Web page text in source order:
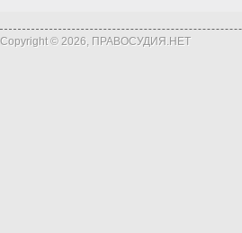
Copyright © 2026, ПРАВОСУДИЯ.НЕТ